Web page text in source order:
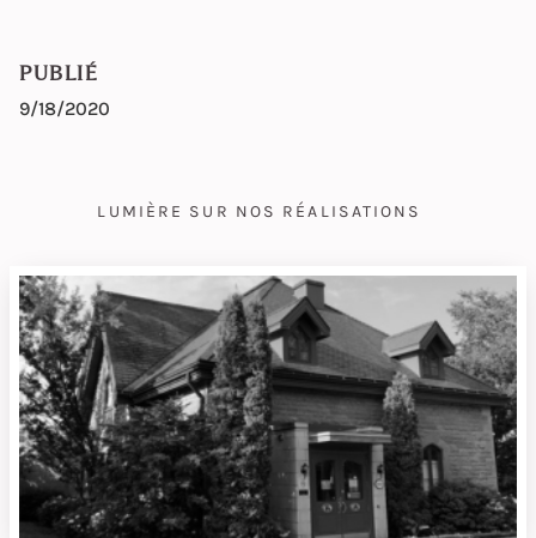
PUBLIÉ
9/18/2020
LUMIÈRE SUR NOS RÉALISATIONS